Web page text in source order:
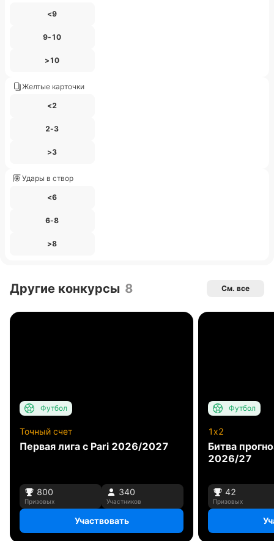
<9
9-10
>10
Желтые карточки
<2
2-3
>3
Удары в створ
<6
6-8
>8
Другие конкурсы 8 См. все
Футбол
Точный счет
Первая лига с Pari 2026/2027
800
Призовых
340
Участников
Участвовать
Футбол
1x2
Битва
2026/27
42
Призовых